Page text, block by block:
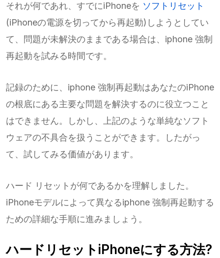
それが何であれ、すでにiPhoneを ソフトリセット
(iPhoneの電源を切ってから再起動)しようとしてい
て、問題が未解決のままである場合は、iphone 強制
再起動を試みる時間です。
記録のために、iphone 強制再起動はあなたのiPhone
の根底にある主要な問題を解決するのに役立つこと
はできません。しかし、上記のような単純なソフト
ウェアの不具合を扱うことができます。したがっ
て、試してみる価値があります。
ハード リセットが何であるかを理解しました。
iPhoneモデルによって異なるiphone 強制再起動する
ための詳細な手順に進みましょう。
ハードリセットiPhoneにする方法?